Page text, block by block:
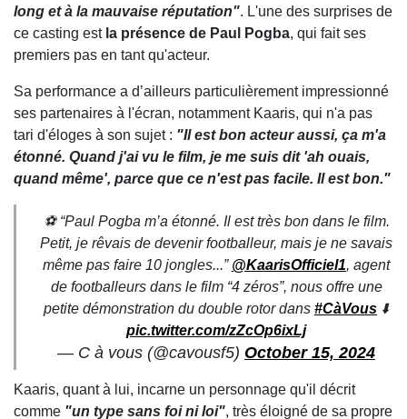
long et à la mauvaise réputation". L'une des surprises de
ce casting est la présence de Paul Pogba, qui fait ses
premiers pas en tant qu'acteur.
Sa performance a d’ailleurs particulièrement impressionné
ses partenaires à l'écran, notamment Kaaris, qui n'a pas
tari d'éloges à son sujet : "Il est bon acteur aussi, ça m'a
étonné. Quand j'ai vu le film, je me suis dit 'ah ouais,
quand même', parce que ce n'est pas facile. Il est bon."
⚽️ “Paul Pogba m’a étonné. Il est très bon dans le film.
Petit, je rêvais de devenir footballeur, mais je ne savais
même pas faire 10 jongles...” @KaarisOfficiel1, agent
de footballeurs dans le film “4 zéros”, nous offre une
petite démonstration du double rotor dans #CàVous ⬇️
pic.twitter.com/zZcOp6ixLj
— C à vous (@cavousf5) October 15, 2024
Kaaris, quant à lui, incarne un personnage qu'il décrit
comme "un type sans foi ni loi", très éloigné de sa propre